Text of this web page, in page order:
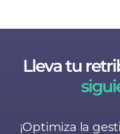
Lleva tu
¡Optimiza la